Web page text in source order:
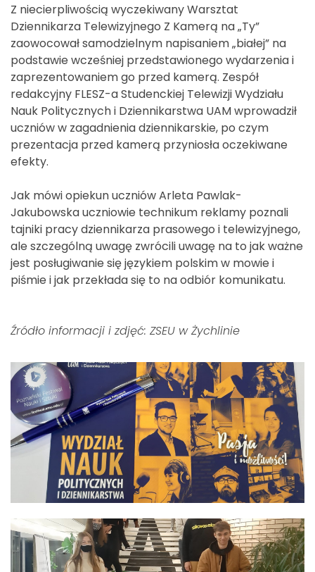
Z niecierpliwością wyczekiwany Warsztat
Dziennikarza Telewizyjnego Z Kamerą na „Ty”
zaowocował samodzielnym napisaniem „białej” na
podstawie wcześniej przedstawionego wydarzenia i
zaprezentowaniem go przed kamerą. Zespół
redakcyjny FLESZ-a Studenckiej Telewizji Wydziału
Nauk Politycznych i Dziennikarstwa UAM wprowadził
uczniów w zagadnienia dziennikarskie, po czym
prezentacja przed kamerą przyniosła oczekiwane
efekty.
Jak mówi opiekun uczniów Arleta Pawlak-
Jakubowska uczniowie technikum reklamy poznali
tajniki pracy dziennikarza prasowego i telewizyjnego,
ale szczególną uwagę zwrócili uwagę na to jak ważne
jest posługiwanie się językiem polskim w mowie i
piśmie i jak przekłada się to na odbiór komunikatu.
Źródło informacji i zdjęć: ZSEU w Żychlinie